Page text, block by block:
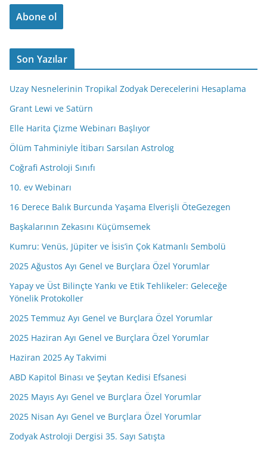
t
a
r
e
n
i
Abone ol
Son Yazılar
Uzay Nesnelerinin Tropikal Zodyak Derecelerini Hesaplama
Grant Lewi ve Satürn
Elle Harita Çizme Webinarı Başlıyor
Ölüm Tahminiyle İtibarı Sarsılan Astrolog
Coğrafi Astroloji Sınıfı
10. ev Webinarı
16 Derece Balık Burcunda Yaşama Elverişli ÖteGezegen
Başkalarının Zekasını Küçümsemek
Kumru: Venüs, Jüpiter ve İsis’in Çok Katmanlı Sembolü
2025 Ağustos Ayı Genel ve Burçlara Özel Yorumlar
Yapay ve Üst Bilinçte Yankı ve Etik Tehlikeler: Geleceğe
Yönelik Protokoller
2025 Temmuz Ayı Genel ve Burçlara Özel Yorumlar
2025 Haziran Ayı Genel ve Burçlara Özel Yorumlar
Haziran 2025 Ay Takvimi
ABD Kapitol Binası ve Şeytan Kedisi Efsanesi
2025 Mayıs Ayı Genel ve Burçlara Özel Yorumlar
2025 Nisan Ayı Genel ve Burçlara Özel Yorumlar
Zodyak Astroloji Dergisi 35. Sayı Satışta